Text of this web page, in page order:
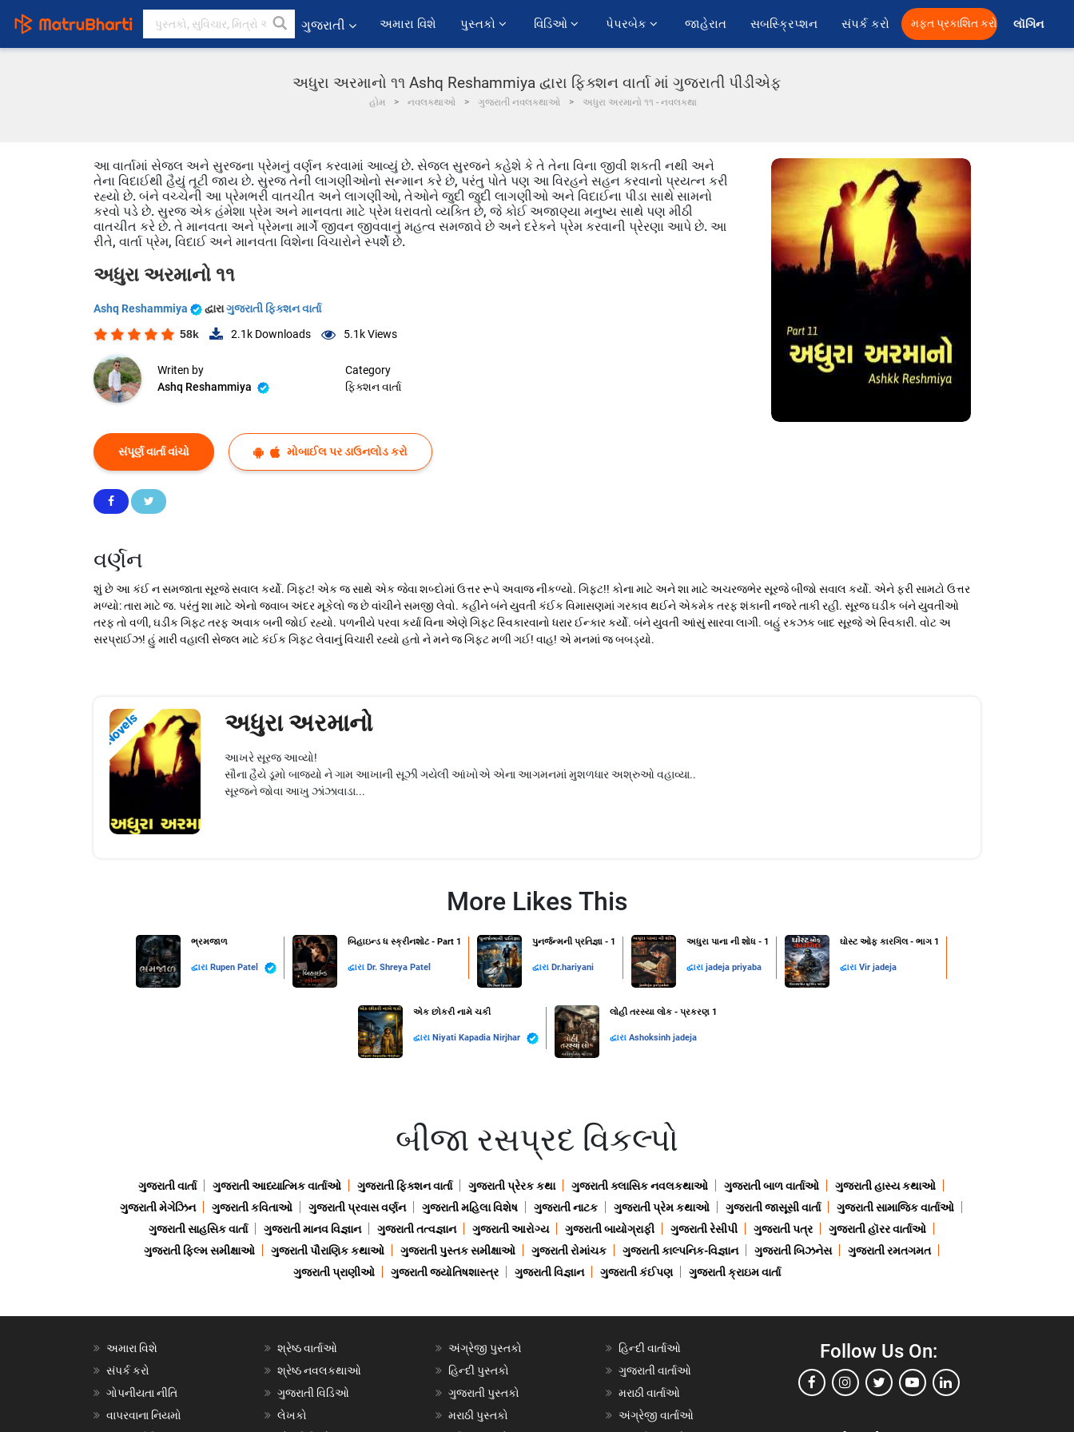
ગુજરાતી અમારા વિશે પુસ્તકો વિડિઓ પેપરબેક જાહેરાત સબસ્ક્રિપ્શન સંપર્ક કરો મફત પ્રકાશિત કરો લૉગિન
અધુરા અરમાનો ૧૧ Ashq Reshammiya દ્વારા ફિક્શન વાર્તા માં ગુજરાતી પીડીએફ
હોમ નવલકથાઓ ગુજરાતી નવલકથાઓ અધુરા અરમાનો ૧૧ - નવલકથા
આ વાર્તામાં સેજલ અને સુરજના પ્રેમનું વર્ણન કરવામાં આવ્યું છે. સેજલ સુરજને કહેશે કે તે તેના વિના જીવી શકતી નથી અને
તેના વિદાઈથી હૈયું તૂટી જાય છે. સુરજ તેની લાગણીઓનો સન્માન કરે છે, પરંતુ પોતે પણ આ વિરહને સહન કરવાનો પ્રયત્ન કરી
રહ્યો છે. બંને વચ્ચેની આ પ્રેમભરી વાતચીત અને લાગણીઓ, તેઓને જુદી જુદી લાગણીઓ અને વિદાઈના પીડા સાથે સામનો
કરવો પડે છે. સુરજ એક હંમેશા પ્રેમ અને માનવતા માટે પ્રેમ ધરાવતો વ્યક્તિ છે, જે કોઈ અજાણ્યા મનુષ્ય સાથે પણ મીઠી
વાતચીત કરે છે. તે માનવતા અને પ્રેમના માર્ગે જીવન જીવવાનું મહત્વ સમજાવે છે અને દરેકને પ્રેમ કરવાની પ્રેરણા આપે છે. આ
રીતે, વાર્તા પ્રેમ, વિદાઈ અને માનવતા વિશેના વિચારોને સ્પર્શે છે.
અધુરા અરમાનો ૧૧
Ashq Reshammiya દ્વારાગુજરાતી ફિક્શન વાર્તા
58k 2.1k Downloads 5.1kViews
Writen by
Ashq Reshammiya
Category
ફિક્શન વાર્તા
સંપૂર્ણ વાર્તા વાંચો મોબાઈલ પર ડાઉનલોડ કરો
વર્ણન
શું છે આ કંઈ ન સમજાતા સૂરજે સવાલ કર્યો. ગિફ્ટ! એક જ સાથે એક જેવા શબ્દોમાં ઉત્તર રૂપે અવાજ નીકળ્યો. ગિફ્ટ!! કોના માટે અને શા માટે અચરજભેર સૂરજે બીજો સવાલ કર્યો. એને ફરી સામટો ઉત્તર
મળ્યો: તારા માટે જ. પરંતું શા માટે એનો જવાબ અંદર મૂકેલો જ છે વાંચીને સમજી લેવો. કહીને બંને યુવતી કંઈક વિમાસણમાં ગરકાવ થઈને એકમેક તરફ શંકાની નજરે તાકી રહી. સૂરજ ઘડીક બંને યુવતીઓ
તરફ તો વળી, ઘડીક ગિફ્ટ તરફ અવાક બની જોઈ રહ્યો. પળનીયે પરવા કર્યા વિના એણે ગિફ્ટ સ્વિકારવાનો ધરાર ઈન્કાર કર્યો. બંને યુવતી આંસું સારવા લાગી. બહું રકઝક બાદ સૂરજે એ સ્વિકારી. વોટ અ
સરપ્રાઈઝ! હું મારી વહાલી સેજલ માટે કંઈક ગિફ્ટ લેવાનું વિચારી રહ્યો હતો ને મને જ ગિફ્ટ મળી ગઈ! વાહ! એ મનમાં જ બબડ્યો.
Novels અધુરા અરમાનો
આખરે સૂરજ આવ્યો!
સૌના હૈયે ડૂમો બાજ્યો ને ગામ આખાની સૂઝી ગયેલી આંખોએ એના આગમનમાં મુશળધાર અશ્રુઓ વહાવ્યા..
સૂરજને જોવા આખુ ઝાંઝાવાડા...
More Likes This
ભ્રમજાળ
દ્વારા Rupen Patel
બિહાઇન્ડ ધ સ્ક્રીનશોટ - Part 1
દ્વારા Dr. Shreya Patel
પુનર્જન્મની પ્રતિજ્ઞા - 1
દ્વારા Dr.hariyani
અધુરા પાના ની શોધ - 1
દ્વારા jadeja priyaba
ઘોસ્ટ ઓફ કારગિલ - ભાગ 1
દ્વારા Vir jadeja
એક છોકરી નામે ચકી
દ્વારા Niyati Kapadia Nirjhar
લોહી તરસ્યા લોક - પ્રકરણ 1
દ્વારા Ashoksinh jadeja
બીજા રસપ્રદ વિકલ્પો
ગુજરાતી વાર્તા ગુજરાતી આધ્યાત્મિક વાર્તાઓ ગુજરાતી ફિક્શન વાર્તા ગુજરાતી પ્રેરક કથા ગુજરાતી ક્લાસિક નવલકથાઓ ગુજરાતી બાળ વાર્તાઓ
ગુજરાતી હાસ્ય કથાઓ
ગુજરાતી મેગેઝિન
ગુજરાતી કવિતાઓ ગુજરાતી પ્રવાસ વર્ણન ગુજરાતી મહિલા વિશેષ ગુજરાતી નાટક ગુજરાતી પ્રેમ કથાઓ ગુજરાતી જાસૂસી વાર્તા
ગુજરાતી સામાજિક વાર્તાઓ
ગુજરાતી સાહસિક વાર્તા
ગુજરાતી માનવ વિજ્ઞાન ગુજરાતી તત્વજ્ઞાન ગુજરાતી આરોગ્ય ગુજરાતી બાયોગ્રાફી ગુજરાતી રેસીપી ગુજરાતી પત્ર
ગુજરાતી હૉરર વાર્તાઓ
ગુજરાતી ફિલ્મ સમીક્ષાઓ
ગુજરાતી પૌરાણિક કથાઓ ગુજરાતી પુસ્તક સમીક્ષાઓ ગુજરાતી રોમાંચક ગુજરાતી કાલ્પનિક-વિજ્ઞાન ગુજરાતી બિઝનેસ
ગુજરાતી રમતગમત
ગુજરાતી પ્રાણીઓ
ગુજરાતી જ્યોતિષશાસ્ત્ર ગુજરાતી વિજ્ઞાન ગુજરાતી કંઈપણ ગુજરાતી ક્રાઇમ વાર્તા
અમારા વિશે
સંપર્ક કરો
ગોપનીયતા નીતિ
વાપરવાના નિયમો
શ્રેષ્ઠ વાર્તાઓ
શ્રેષ્ઠ નવલકથાઓ
ગુજરાતી વિડિઓ
લેખકો
અંગ્રેજી પુસ્તકો
હિન્દી પુસ્તકો
ગુજરાતી પુસ્તકો
મરાઠી પુસ્તકો
હિન્દી વાર્તાઓ
ગુજરાતી વાર્તાઓ
મરાઠી વાર્તાઓ
અંગ્રેજી વાર્તાઓ
Follow Us On: